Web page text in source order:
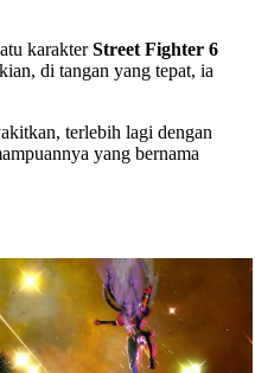
karakterStreet Fighter 6
di tangan yang tepat, ia
terlebih lagi dengan
yang bernama